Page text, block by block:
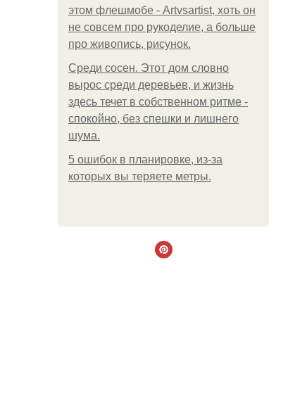
этом флешмобе - Artvsartist, хоть он
не совсем про рукоделие, а больше
про живопись, рисунок.
Среди сосен. Этот дом словно
вырос среди деревьев, и жизнь
здесь течет в собственном ритме -
спокойно, без спешки и лишнего
шума.
5 ошибок в планировке, из-за
которых вы теряете метры.